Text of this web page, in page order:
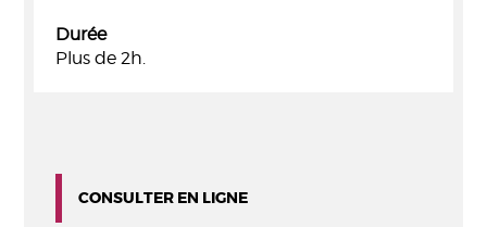
Durée
Plus de 2h.
CONSULTER EN LIGNE